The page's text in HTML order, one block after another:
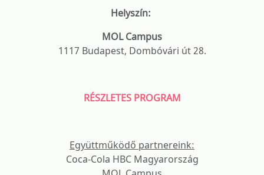
Helyszín:
MOL Campus
1117 Budapest, Dombóvári út 28.
RÉSZLETES PROGRAM
Együttműködő partnereink:
Coca-Cola HBC Magyarország